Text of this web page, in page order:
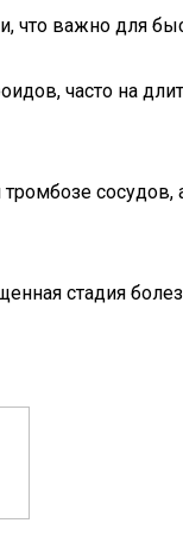
что важно для
часто на
тромбозе
стадия